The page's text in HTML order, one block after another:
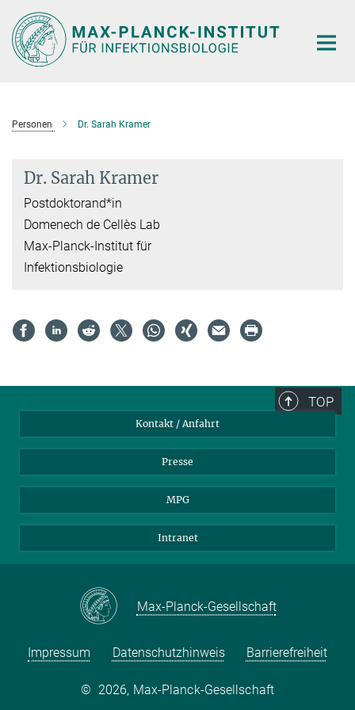
Hauptinhalt
Personen Dr. Sarah Kramer
Dr. Sarah Kramer
Postdoktorand*in
Domenech de Cellès Lab
Max-Planck-Institut für
Infektionsbiologie
TOP
Kontakt / Anfahrt
Presse
MPG
Intranet
Max-Planck-Gesellschaft
Impressum Datenschutzhinweis Barrierefreiheit
© 2026, Max-Planck-Gesellschaft